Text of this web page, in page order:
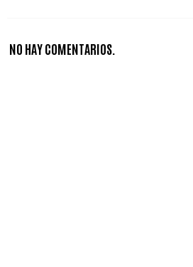
NO HAY COMENTARIOS.